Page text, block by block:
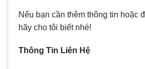
Nếu bạn cần thêm thông tin hoặc
hãy cho tôi biết nhé!
Thông Tin Liên Hệ